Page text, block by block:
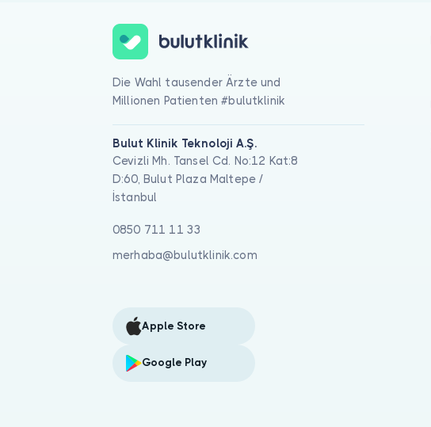
Die Wahl tausender Ärzte und
Millionen Patienten #bulutklinik
Bulut Klinik Teknoloji A.Ş.
Cevizli Mh. Tansel Cd. No:12 Kat:8
D:60, Bulut Plaza Maltepe /
İstanbul
0850 711 11 33
merhaba@bulutklinik.com
Apple Store
Google Play